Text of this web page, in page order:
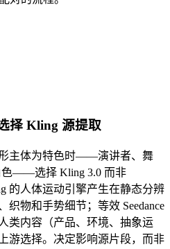
择 Kling 源提取
主体为特色时——演讲者、舞
色——选择 Kling 3.0 而非
的人体运动引擎产生在静态分辨
物和手势细节；等效 Seedance
类内容（产品、环境、抽象运
游选择。决定影响源片段，而非